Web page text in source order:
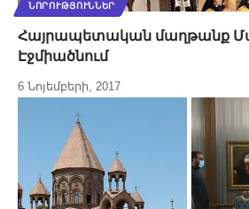
ՆՈՐՈՒԹՅՈՒՆՆԵՐ
Հայրապետական մաղթանք
Էջմիածնում
6 Նոյեմբերի, 2017